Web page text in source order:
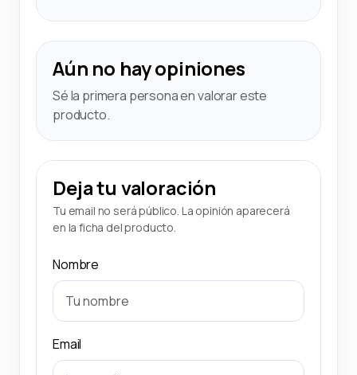
Aún no hay opiniones
Sé la primera persona en valorar este
producto.
Deja tu valoración
Tu email no será público. La opinión aparecerá
en la ficha del producto.
Nombre
Email